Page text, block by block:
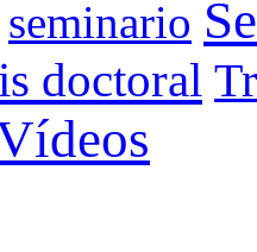
seminario
doctoral